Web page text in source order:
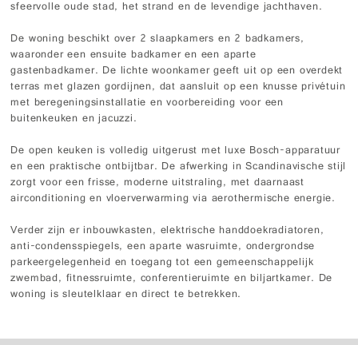
sfeervolle oude stad, het strand en de levendige jachthaven.
De woning beschikt over 2 slaapkamers en 2 badkamers,
waaronder een ensuite badkamer en een aparte
gastenbadkamer. De lichte woonkamer geeft uit op een overdekt
terras met glazen gordijnen, dat aansluit op een knusse privétuin
met beregeningsinstallatie en voorbereiding voor een
buitenkeuken en jacuzzi.
De open keuken is volledig uitgerust met luxe Bosch-apparatuur
en een praktische ontbijtbar. De afwerking in Scandinavische stijl
zorgt voor een frisse, moderne uitstraling, met daarnaast
airconditioning en vloerverwarming via aerothermische energie.
Verder zijn er inbouwkasten, elektrische handdoekradiatoren,
anti-condensspiegels, een aparte wasruimte, ondergrondse
parkeergelegenheid en toegang tot een gemeenschappelijk
zwembad, fitnessruimte, conferentieruimte en biljartkamer. De
woning is sleutelklaar en direct te betrekken.